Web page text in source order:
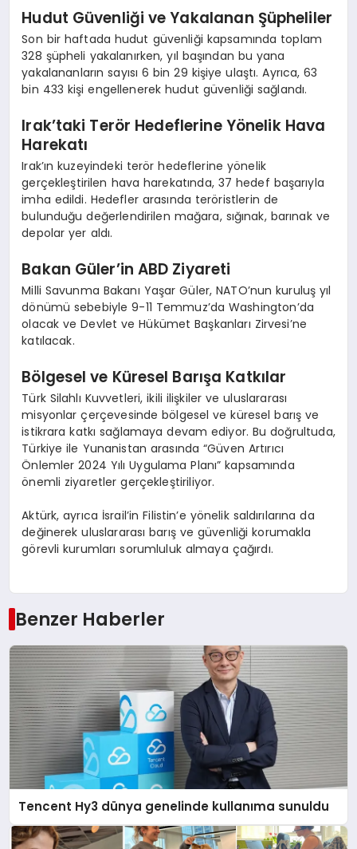
Hudut Güvenliği ve Yakalanan Şüpheliler
Son bir haftada hudut güvenliği kapsamında toplam
328 şüpheli yakalanırken, yıl başından bu yana
yakalananların sayısı 6 bin 29 kişiye ulaştı. Ayrıca, 63
bin 433 kişi engellenerek hudut güvenliği sağlandı.
Irak’taki Terör Hedeflerine Yönelik Hava
Harekatı
Irak’ın kuzeyindeki terör hedeflerine yönelik
gerçekleştirilen hava harekatında, 37 hedef başarıyla
imha edildi. Hedefler arasında teröristlerin de
bulunduğu değerlendirilen mağara, sığınak, barınak ve
depolar yer aldı.
Bakan Güler’in ABD Ziyareti
Milli Savunma Bakanı Yaşar Güler, NATO’nun kuruluş yıl
dönümü sebebiyle 9-11 Temmuz’da Washington’da
olacak ve Devlet ve Hükümet Başkanları Zirvesi’ne
katılacak.
Bölgesel ve Küresel Barışa Katkılar
Türk Silahlı Kuvvetleri, ikili ilişkiler ve uluslararası
misyonlar çerçevesinde bölgesel ve küresel barış ve
istikrara katkı sağlamaya devam ediyor. Bu doğrultuda,
Türkiye ile Yunanistan arasında “Güven Artırıcı
Önlemler 2024 Yılı Uygulama Planı” kapsamında
önemli ziyaretler gerçekleştiriliyor.
Aktürk, ayrıca İsrail’in Filistin’e yönelik saldırılarına da
değinerek uluslararası barış ve güvenliği korumakla
görevli kurumları sorumluluk almaya çağırdı.
Benzer Haberler
Tencent Hy3 dünya genelinde kullanıma sunuldu